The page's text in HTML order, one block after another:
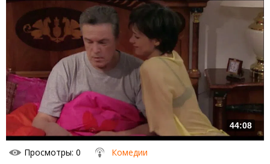
44:08
Просмотры: 0 Комедии